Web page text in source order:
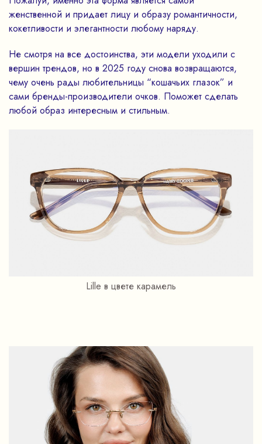
Lille в цвете карамель
женственной и придает лицу и образу романтичности,
кокетливости и элегантности любому наряду.
Не смотря на все достоинства, эти модели уходили с
вершин трендов, но в 2025 году снова возвращаются,
чему очень рады любительницы “кошачьих глазок” и
сами бренды-производители очков. Поможет сделать
любой образ интересным и стильным.